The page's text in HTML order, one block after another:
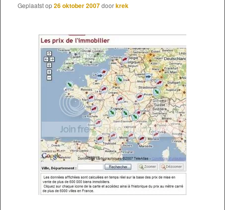
Geplaatst op26 oktober 2007doorkrek